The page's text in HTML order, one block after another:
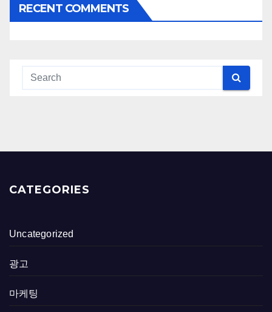
RECENT COMMENTS
CATEGORIES
Uncategorized
광고
마케팅